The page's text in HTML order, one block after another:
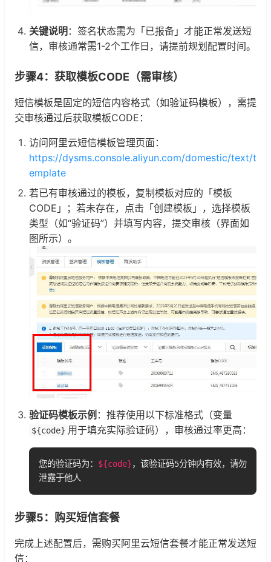
关键说明 ：签名状态需为「已报备」才能正常发送短
信，审核通常需1-2个工作日，请提前规划配置时间。
步骤4：获取模板CODE（需审核）
短信模板是固定的短信内容格式（如验证码模板），需提
交审核通过后获取模板CODE：
访问阿里云短信模板管理页面：
https://dysms.console.aliyun.com/domestic/text/t
emplate
若已有审核通过的模板，复制模板对应的「模板
CODE」；若未存在，点击「创建模板」，选择模板
类型（如“验证码”）并填写内容，提交审核（界面如
图所示）。
验证码模板示例 ：推荐使用以下标准格式（变量
${code} 用于填充实际验证码），审核通过率更高：
您的验证码为： ${code}，该验证码5分钟内有效，请勿
泄露于他人
步骤5：购买短信套餐
完成上述配置后，需购买阿里云短信套餐才能正常发送短
信：